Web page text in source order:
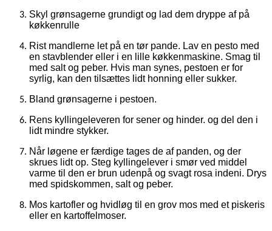
Skyl grønsagerne grundigt og lad dem dryppe af på
køkkenrulle
Rist mandlerne let på en tør pande. Lav en pesto med
en stavblender eller i en lille køkkenmaskine. Smag til
med salt og peber. Hvis man synes, pestoen er for
syrlig, kan den tilsættes lidt honning eller sukker.
Bland grønsagerne i pestoen.
Rens kyllingeleveren for sener og hinder. og del den i
lidt mindre stykker.
Når løgene er færdige tages de af panden, og der
skrues lidt op. Steg kyllingelever i smør ved middel
varme til den er brun udenpå og svagt rosa indeni. Drys
med spidskommen, salt og peber.
Mos kartofler og hvidløg til en grov mos med et piskeris
eller en kartoffelmoser.